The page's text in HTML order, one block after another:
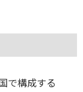
で構成する